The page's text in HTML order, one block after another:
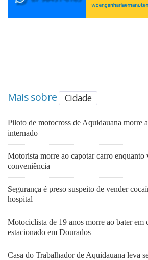
Mais sobre Cidade
Piloto de motocross de Aquidauana morre
internado
Motorista morre ao capotar carro enquanto
conveniência
Segurança é preso suspeito de vender
hospital
Motociclista de 19 anos morre ao bater em
estacionado em Dourados
Casa do Trabalhador de Aquidauana leva